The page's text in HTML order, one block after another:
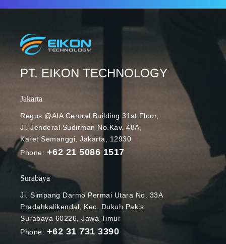
PT. EIKON TECHNOLOGY
Jakarta
Regus @AIA Central Building 31st Floor,
Jl. Jenderal Sudirman No.Kav. 48A,
Karet Semanggi, Jakarta, 12930
Phone: +62 21 5086 1517
Surabaya
Jl. Simpang Darmo Permai Utara No. 33A
Pradahkalikendal, Kec. Dukuh Pakis
Surabaya 60226, Jawa Timur
Phone: +62 31 731 3390